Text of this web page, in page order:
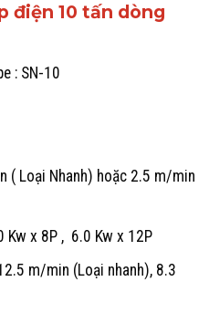
điện 10 tấn dòng
: SN-10
( Loại Nhanh) hoặc 2.5 m/min
Kw x 8P , 6.0 Kw x 12P
m/min (Loại nhanh), 8.3